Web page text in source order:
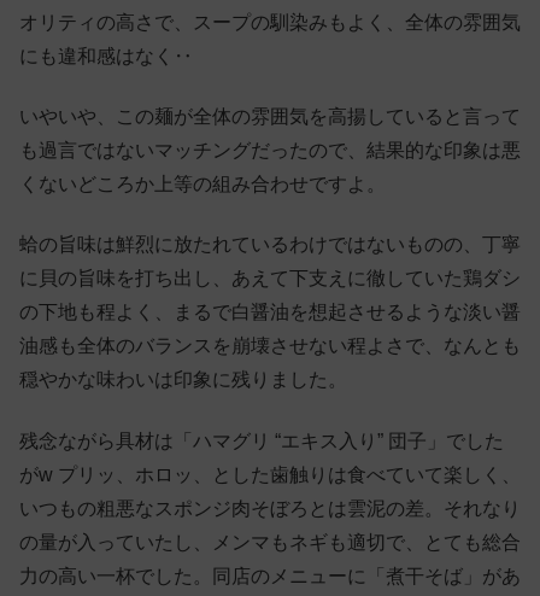
オリティの高さで、スープの馴染みもよく、全体の雰囲気
にも違和感はなく‥
いやいや、この麺が全体の雰囲気を高揚していると言って
も過言ではないマッチングだったので、結果的な印象は悪
くないどころか上等の組み合わせですよ。
蛤の旨味は鮮烈に放たれているわけではないものの、丁寧
に貝の旨味を打ち出し、あえて下支えに徹していた鶏ダシ
の下地も程よく、まるで白醤油を想起させるような淡い醤
油感も全体のバランスを崩壊させない程よさで、なんとも
穏やかな味わいは印象に残りました。
残念ながら具材は「ハマグリ “エキス入り” 団子」でした
がw プリッ、ホロッ、とした歯触りは食べていて楽しく、
いつもの粗悪なスポンジ肉そぼろとは雲泥の差。それなり
の量が入っていたし、メンマもネギも適切で、とても総合
力の高い一杯でした。同店のメニューに「煮干そば」があ